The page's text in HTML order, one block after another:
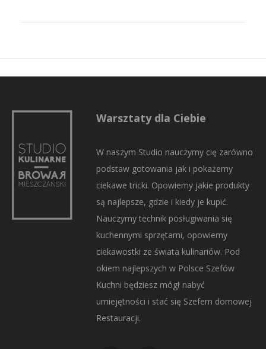
Warsztaty dla Ciebie
W naszym Studio nauczymy cię zarówno
podstaw gotowania jak i pokażemy
ciekawe tricki. Opowiemy jakie produkty
są najlepsze, gdzie i kiedy je kupić.
Nauczymy technik posługiwania się
kuchennymi sprzętami, opowiemy
ciekawostki ze świata kulinariów. Pod
okiem najlepszych w Polsce Szefów
Kuchni będziesz mógł nabyć
umiejętności i stać się Szefem domowej
Restauracji.